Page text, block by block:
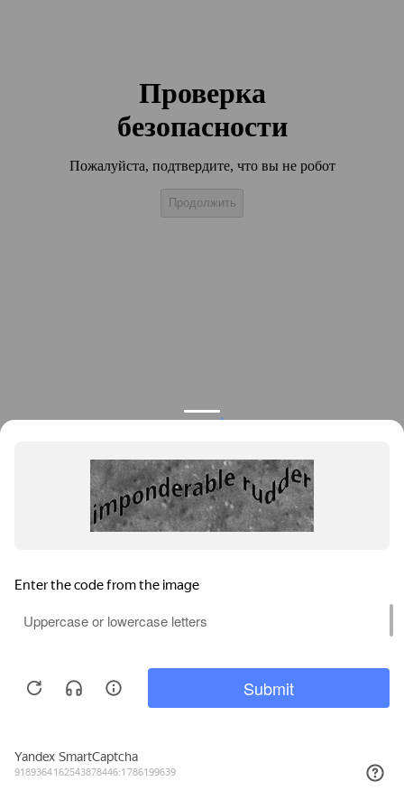
Проверка
безопасности
Пожалуйста, подтвердите, что вы не робот
Продолжить